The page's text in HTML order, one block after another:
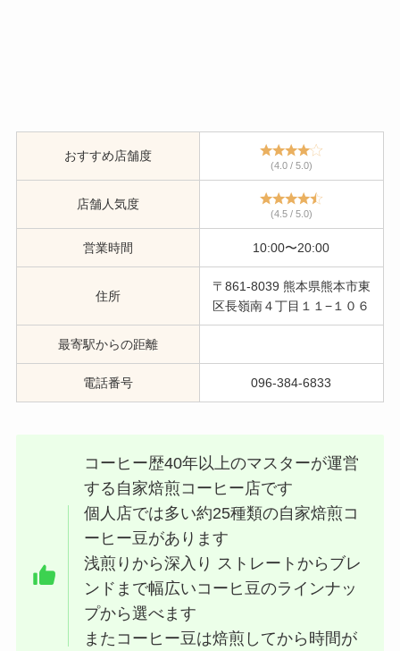
おすすめ店舗度
(4.0 / 5.0)
店舗人気度
(4.5 / 5.0)
営業時間 10:00〜20:00
住所
〒861-8039 熊本県熊本市東
区長嶺南４丁目１１−１０６
最寄駅からの距離
電話番号 096-384-6833
コーヒー歴40年以上のマスターが運営
する自家焙煎コーヒー店です
個人店では多い約25種類の自家焙煎コ
ーヒー豆があります
浅煎りから深入り ストレートからブレ
ンドまで幅広いコーヒ豆のラインナッ
プから選べます
またコーヒー豆は焙煎してから時間が